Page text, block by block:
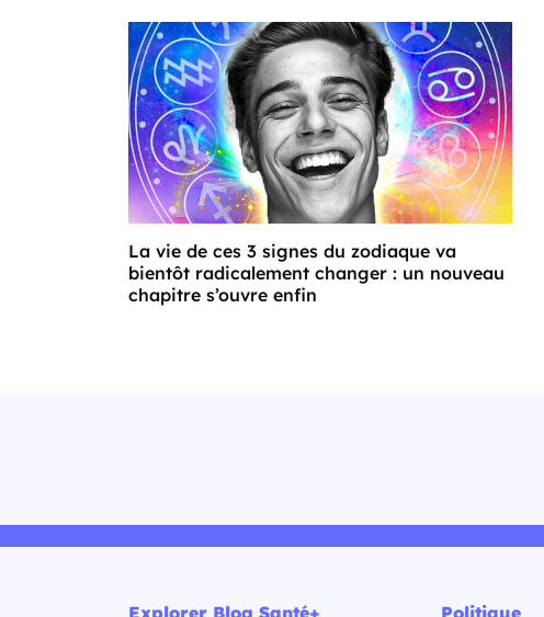
La vie de ces 3 signes du zodiaque va
bientôt radicalement changer : un nouveau
chapitre s’ouvre enfin
Explorer Blog Santé+ Politique